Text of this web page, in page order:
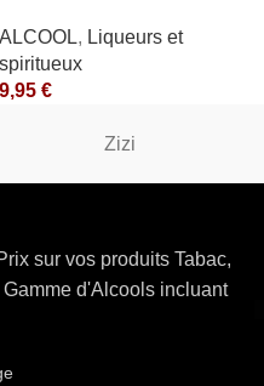
ALCOOL, Liqueurs et
spiritueux
9,95 €
Zizi
sur vos produits Tabac,
d'Alcools incluant